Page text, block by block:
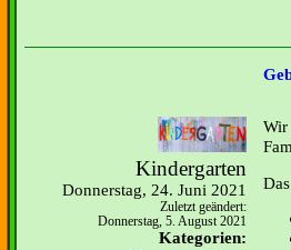
Kindergarten
Donnerstag, 24. Juni 2021
Zuletzt geändert:
Donnerstag, 5. August 2021
Kategorien:
Wir